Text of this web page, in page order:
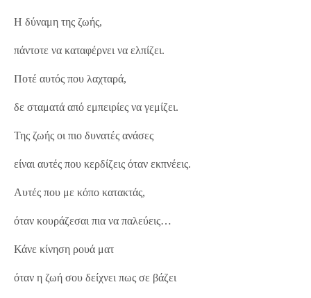
Η δύναμη της ζωής,
πάντοτε να καταφέρνει να ελπίζει.
Ποτέ αυτός που λαχταρά,
δε σταματά από εμπειρίες να γεμίζει.
Της ζωής οι πιο δυνατές ανάσες
είναι αυτές που κερδίζεις όταν εκπνέεις.
Αυτές που με κόπο κατακτάς,
όταν κουράζεσαι πια να παλεύεις…
Κάνε κίνηση ρουά ματ
όταν η ζωή σου δείχνει πως σε βάζει